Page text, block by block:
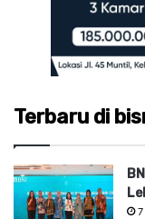
Terbaru di